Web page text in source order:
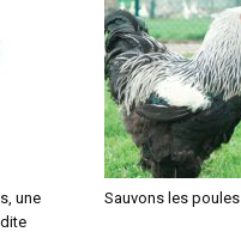
une
Sauvons les poules